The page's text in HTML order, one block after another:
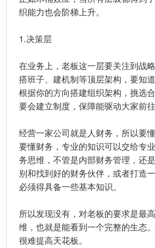
织能力也会阶梯上升。
1.决策层
在业务上，老板这一层要关注到战
搭班子、建机制等顶层架构，要知
根据你的方向搭建组织架构，挑选
要会建立制度，保障能驱动大家前往
经营一家公司就是人财务，所以要
要懂财务，专业的知识可以交给专
务思维，不管是内部财务管理，还
别和找到好的财务伙伴，或者打造
必须得具备一些基本知识。
所以发现没有，对老板的要求是最
维，也就是能看到一个完整的生态
很难提高天花板。